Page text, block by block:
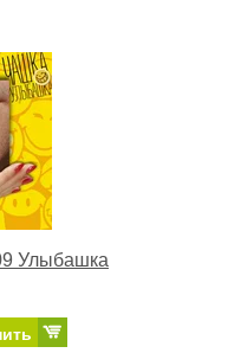
Улыбашка